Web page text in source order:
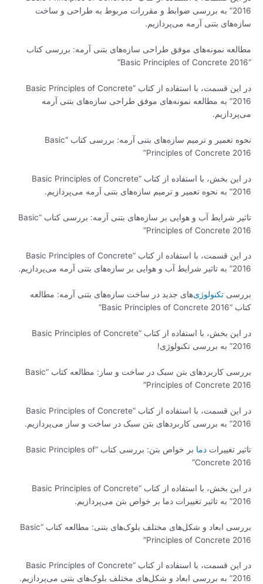
2016” به بررسی ضوابط و مقررات مربوط به طراحی و ساخت
سازه‌های بتنی آرمه می‌پردازیم.
مطالعه نمونه‌های موفق طراحی سازه‌های بتنی آرمه: بررسی کتاب
“Basic Principles of Concrete 2016”
در این قسمت، با استفاده از کتاب “Basic Principles of Concrete
2016” به مطالعه نمونه‌های موفق طراحی سازه‌های بتنی آرمه
می‌پردازیم.
نحوه تعمیر و ترمیم سازه‌های بتنی آرمه: بررسی کتاب “Basic
Principles of Concrete 2016”
در این بخش، با استفاده از کتاب “Basic Principles of Concrete
2016” به نحوه تعمیر و ترمیم سازه‌های بتنی آرمه می‌پردازیم.
تاثیر شرایط آب و هوایی بر سازه‌های بتنی آرمه: بررسی کتاب “Basic
Principles of Concrete 2016”
در این قسمت، با استفاده از کتاب “Basic Principles of Concrete
2016” به تاثیر شرایط آب و هوایی بر سازه‌های بتنی آرمه می‌پردازیم.
بررسی تکنولوژی‌های جدید در ساخت سازه‌های بتنی آرمه: مطالعه
کتاب “Basic Principles of Concrete 2016”
در این بخش، با استفاده از کتاب “Basic Principles of Concrete
2016” به بررسی تکنولوژی!
بررسی کاربردهای بتن سبک در ساخت و ساز: مطالعه کتاب “Basic
Principles of Concrete 2016”
در این قسمت، با استفاده از کتاب “Basic Principles of Concrete
2016” به بررسی کاربردهای بتن سبک در ساخت و ساز می‌پردازیم.
تاثیر تغییرات دما
بر خواص بتن: بررسی کتاب “Basic Principles of
Concrete 2016”
در این بخش، با استفاده از کتاب “Basic Principles of Concrete
2016” به تاثیر تغییرات دما بر خواص بتن می‌پردازیم.
بررسی ابعاد و شکل‌های مختلف بلوک‌های بتنی: مطالعه کتاب “Basic
Principles of Concrete 2016”
در این قسمت، با استفاده از کتاب “Basic Principles of Concrete
2016” به بررسی ابعاد و شکل‌های مختلف بلوک‌های بتنی می‌پردازیم.